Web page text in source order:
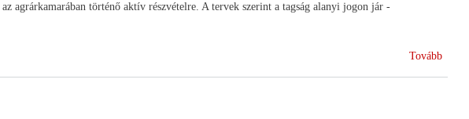
agrárkamarában történő aktív részvételre. A tervek szerint a tagság alanyi jogon jár -
Tovább